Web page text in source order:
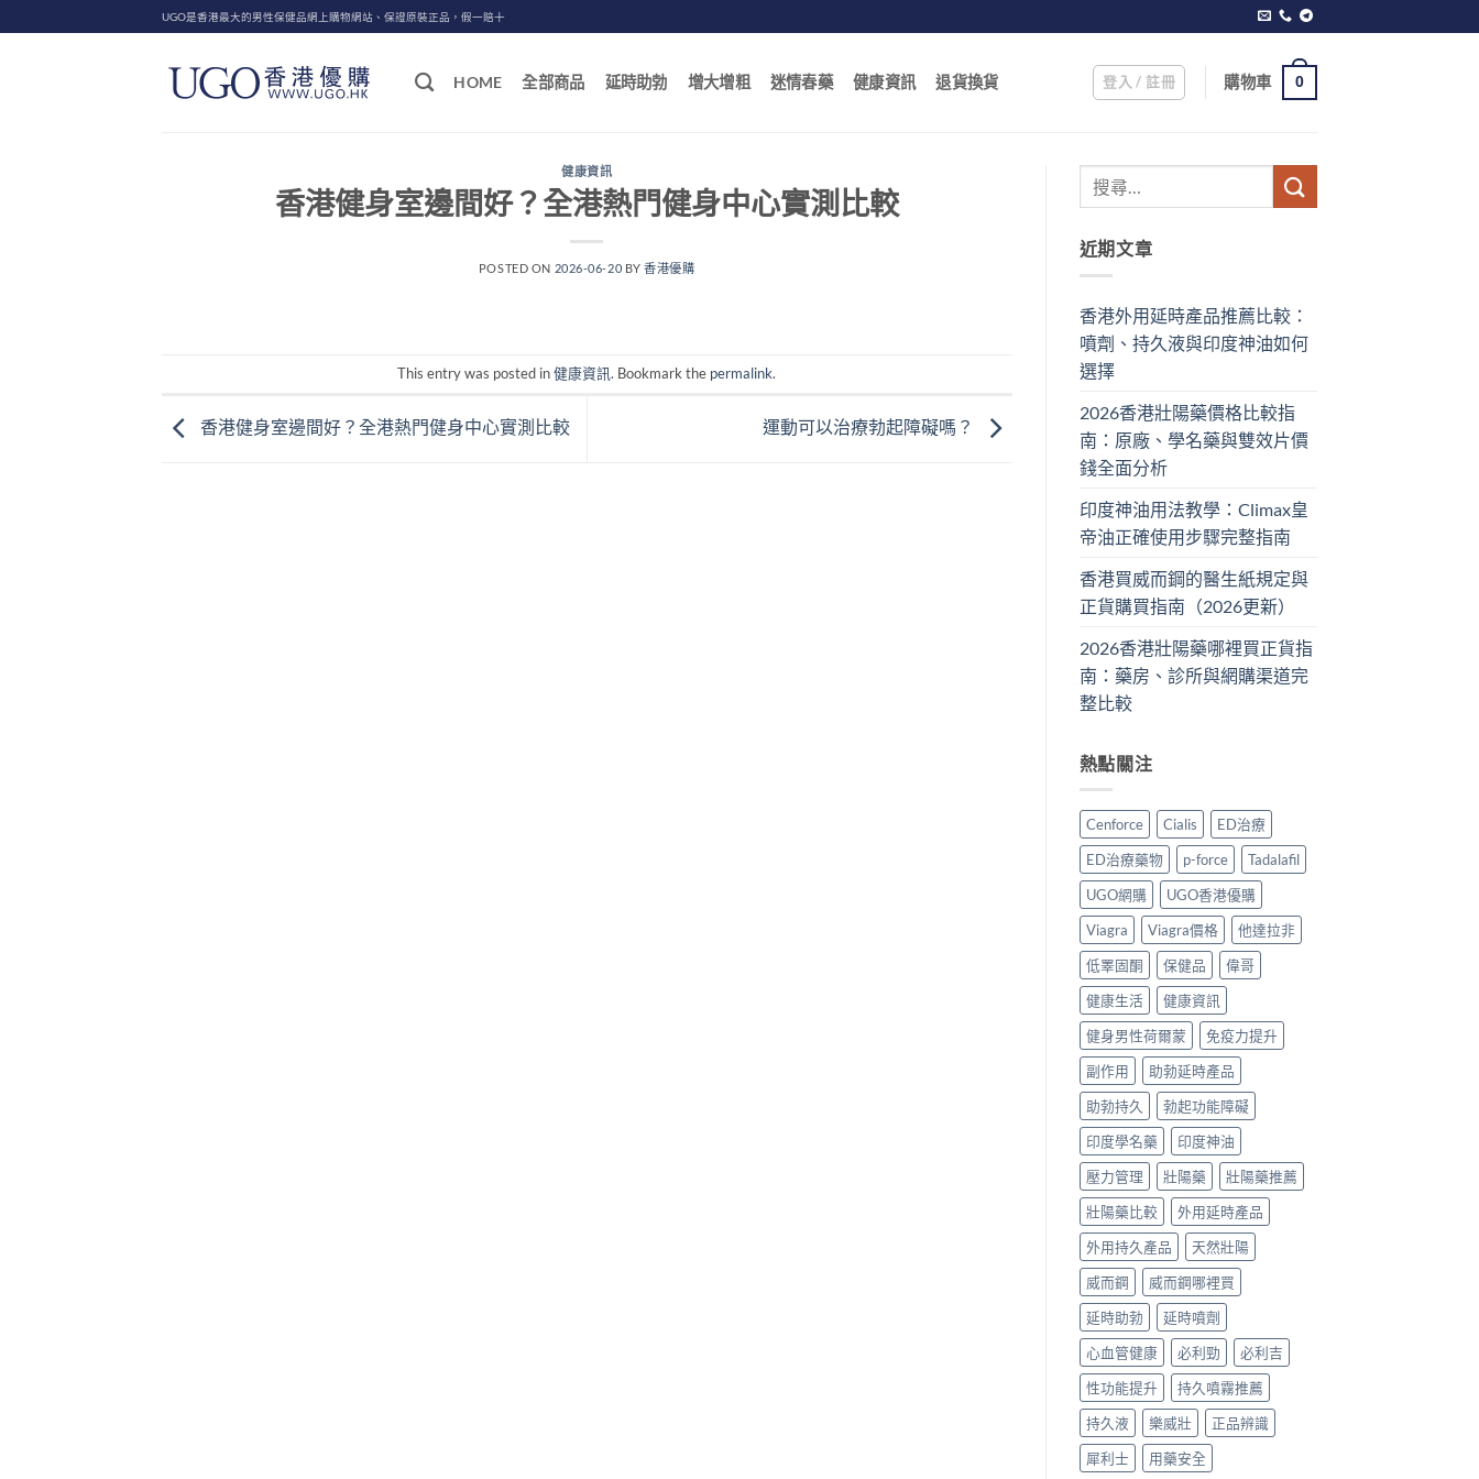
to
UGO是香港最大的男性保健品網上購物網站、保證原裝正品，假一賠十
HOME 全部商品 延時助勃 增大增粗 迷情春藥 健康資訊 退貨換貨 登入 / 註冊 購物車 0
健康資訊
香港健身室邊間好？全港熱門健身中心實測比較
POSTED ON 2026-06-20 BY香港優購
This entry was posted in健康資訊. Bookmark the permalink.
香港健身室邊間好？全港熱門健身中心實測比較 運動可以治療勃起障礙嗎？
近期文章
香港外用延時產品推薦比較：
噴劑、持久液與印度神油如何
選擇
2026香港壯陽藥價格比較指
南：原廠、學名藥與雙效片價
錢全面分析
印度神油用法教學：Climax皇
帝油正確使用步驟完整指南
香港買威而鋼的醫生紙規定與
正貨購買指南（2026更新）
2026香港壯陽藥哪裡買正貨指
南：藥房、診所與網購渠道完
整比較
熱點關注
Cenforce Cialis
ED治療
ED治療藥物
p-force
Tadalafil
UGO網購
UGO香港優購
Viagra
Viagra價格
他達拉非
低睪固酮
保健品
偉哥
健康生活
健康資訊
健身男性荷爾蒙
免疫力提升
副作用
助勃延時產品
助勃持久
勃起功能障礙
印度學名藥
印度神油
壓力管理
壯陽藥
壯陽藥推薦
壯陽藥比較
外用延時產品
外用持久產品
天然壯陽
威而鋼
威而鋼哪裡買
延時助勃
延時噴劑
心血管健康
必利勁
必利吉
性功能提升
持久噴霧推薦
持久液
樂威壯
正品辨識
犀利士
用藥安全